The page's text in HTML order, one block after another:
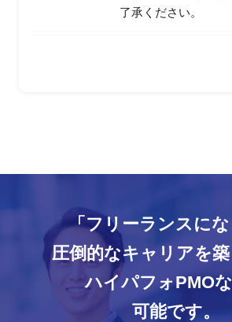
了承ください。
「フリーランスに
圧倒的なキャリアを築
ハイパフォPMOな
可能です。